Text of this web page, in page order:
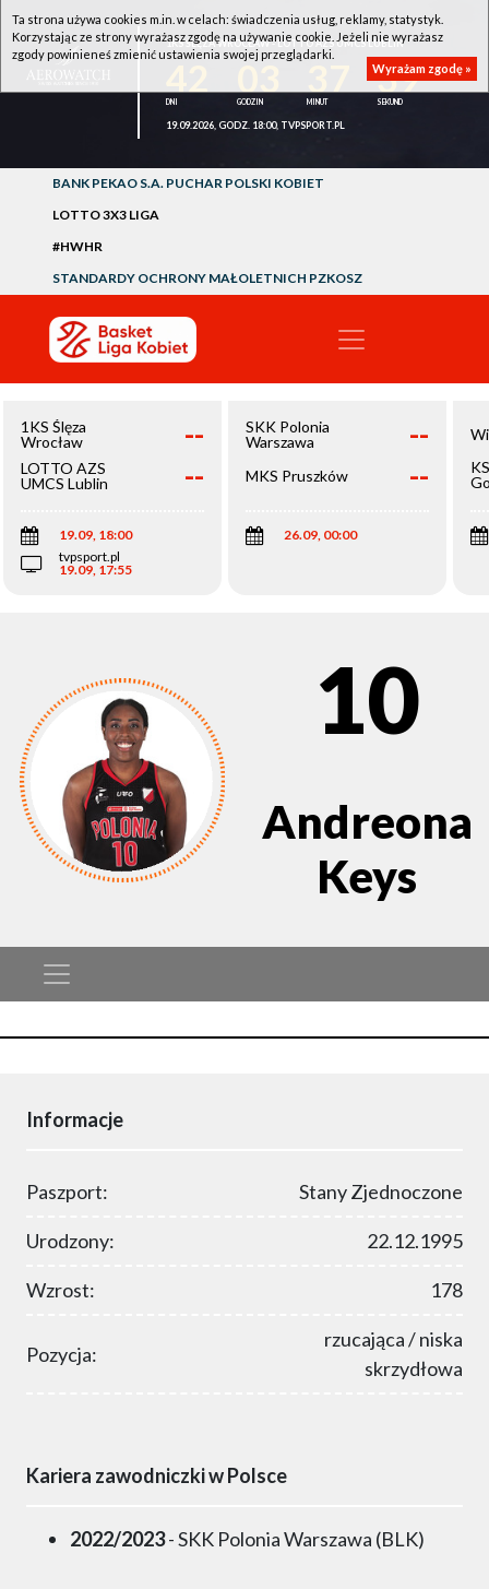
1KS ŚLĘZA WROCŁAW - LOTTO AZS UMCS LUBLIN
39
19.09.2026, GODZ. 18:00, TVPSPORT.PL
BANK PEKAO S.A. PUCHAR POLSKI KOBIET
LOTTO 3X3 LIGA
#HWHR
STANDARDY OCHRONY MAŁOLETNICH PZKOSZ
1KS Ślęza
Wrocław
--
LOTTO AZS
UMCS Lublin
--
19.09, 18:00
tvpsport.pl
19.09, 17:55
SKK Polonia
Warszawa
--
MKS Pruszków --
26.09, 00:00
10
Andreona
Keys
Informacje
Paszport: Stany Zjednoczone
Urodzony: 22.12.1995
Wzrost: 178
Pozycja:
rzucająca / niska
skrzydłowa
Kariera zawodniczki w Polsce
2022/2023- SKK Polonia Warszawa (BLK)
Ta strona używa cookies m.in. w celach: świadczenia usług, reklamy, statystyk.
Korzystając ze strony wyrażasz zgodę na używanie cookie. Jeżeli nie wyrażasz
zgody powinieneś zmienić ustawienia swojej przeglądarki.
Wyrażam zgodę »